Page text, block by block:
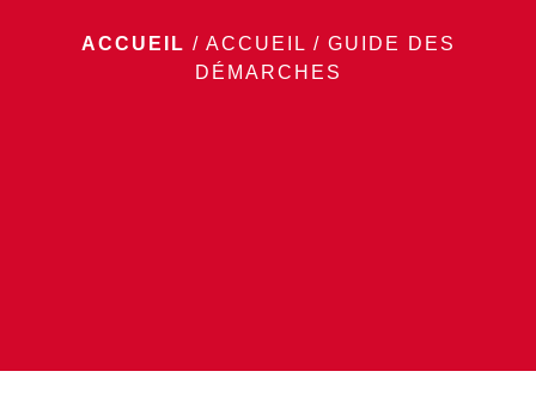
ACCUEIL / ACCUEIL / GUIDE DES
DÉMARCHES